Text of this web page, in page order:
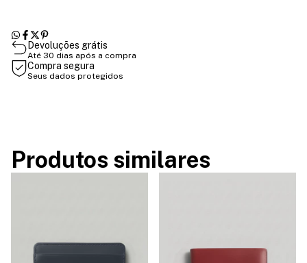
Devoluções grátis
Até 30 dias após a compra
Compra segura
Seus dados protegidos
Produtos similares